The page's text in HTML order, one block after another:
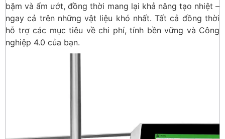
bặm và ẩm ướt, đồng thời mang lại khả năng tạo nhiệt –
ngay cả trên những vật liệu khó nhất. Tất cả đồng thời
hỗ trợ các mục tiêu về chi phí, tính bền vững và Công
nghiệp 4.0 của bạn.